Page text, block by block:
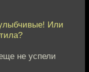
Или
не успели